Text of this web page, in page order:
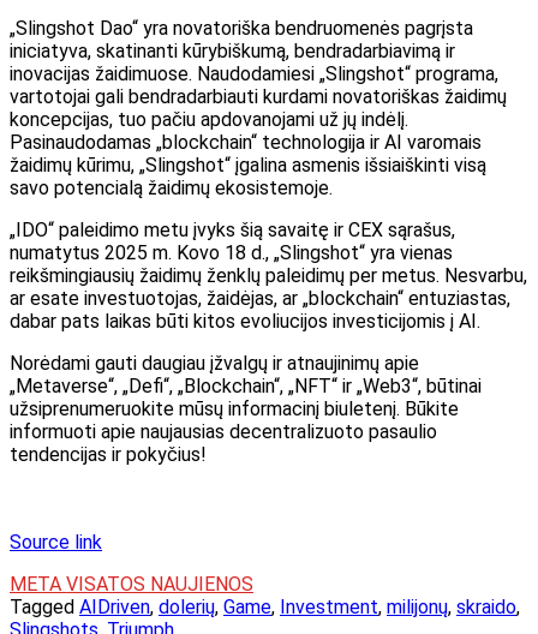
„Slingshot Dao“ yra novatoriška bendruomenės pagrįsta
iniciatyva, skatinanti kūrybiškumą, bendradarbiavimą ir
inovacijas žaidimuose. Naudodamiesi „Slingshot“ programa,
vartotojai gali bendradarbiauti kurdami novatoriškas žaidimų
koncepcijas, tuo pačiu apdovanojami už jų indėlį.
Pasinaudodamas „blockchain“ technologija ir AI varomais
žaidimų kūrimu, „Slingshot“ įgalina asmenis išsiaiškinti visą
savo potencialą žaidimų ekosistemoje.
„IDO“ paleidimo metu įvyks šią savaitę ir CEX sąrašus,
numatytus 2025 m. Kovo 18 d., „Slingshot“ yra vienas
reikšmingiausių žaidimų ženklų paleidimų per metus. Nesvarbu,
ar esate investuotojas, žaidėjas, ar „blockchain“ entuziastas,
dabar pats laikas būti kitos evoliucijos investicijomis į AI.
Norėdami gauti daugiau įžvalgų ir atnaujinimų apie
„Metaverse“, „Defi“, „Blockchain“, „NFT“ ir „Web3“, būtinai
užsiprenumeruokite mūsų informacinį biuletenį. Būkite
informuoti apie naujausias decentralizuoto pasaulio
tendencijas ir pokyčius!
Source link
META VISATOS NAUJIENOS
Tagged AIDriven, dolerių, Game, Investment, milijonų, skraido,